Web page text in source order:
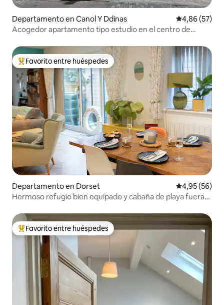
Departamento en Canol Y Ddinas Calificación
4,86 (57)
Acogedor apartamento tipo estudio en el centro de
Favorito entre los huéspedes más destacados
Favorito entre huéspedes
Departamento en Dorset Calificación
4,95 (56)
Hermoso refugio bien equipado y cabaña de playa fuera
Favorito entre los huéspedes más destacados
Favorito entre huéspedes